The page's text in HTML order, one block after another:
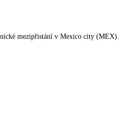
mezipřistání v Mexico city (MEX).